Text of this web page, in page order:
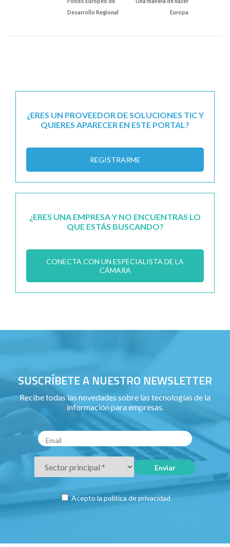
Desarrollo Regional
Europa
¿ERES UN PROVEEDOR DE SOLUCIONES TIC Y
QUIERES APARECER EN ESTE PORTAL?
REGISTRARME
¿ERES UNA EMPRESA Y NO ENCUENTRAS LO
QUE ESTÁS BUSCANDO?
CONECTA CON UN ESPECIALISTA DE LA
CÁMARA
SUSCRÍBETE A NUESTRO NEWSLETTER
Recibe todas las novedades sobre las tecnologías de la
información para empresas.
Acepto la política de privacidad